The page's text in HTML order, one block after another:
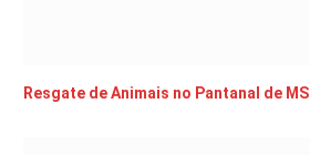
Resgate de Animais no Pantanal de MS